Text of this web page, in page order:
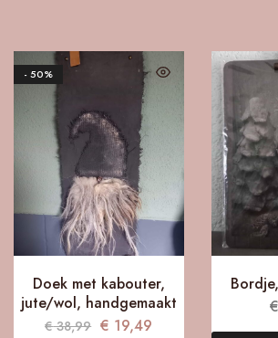
- 50%
Doek met kabouter,
jute/wol, handgemaakt
€38,99 € 19,49
€